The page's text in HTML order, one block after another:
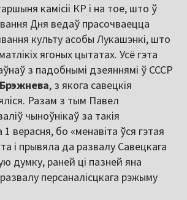
камісіі КР і на тое, што ў
Дня ведаў прасочваецца
культу асобы Лукашэнкі, што
ягоных цытатах. Усё гэта
з падобнымі дзеяннямі ў СССР
, з якога савецкія
Разам з тым Павел
чыноўнікаў за такія
верасня, бо «менавіта ўся гэтая
і прывяла да развалу Савецкага
думку, раней ці пазней яна
персаналісцкага рэжыму